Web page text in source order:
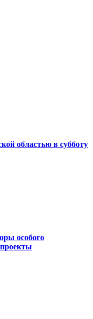
областью в субботу
особого